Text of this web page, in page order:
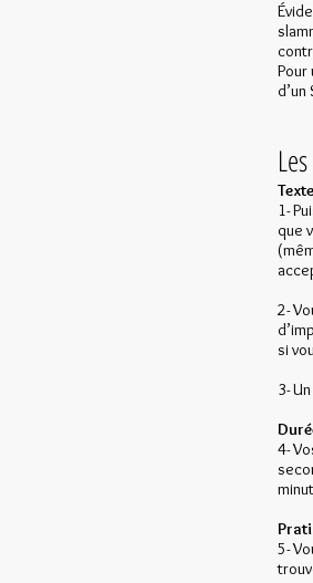
Pour
1-
que
2-
si
3-
4-
5-